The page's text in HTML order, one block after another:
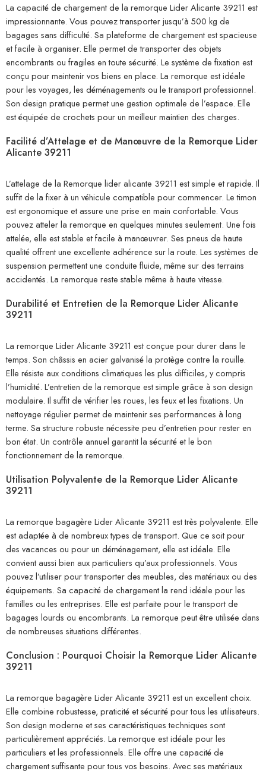
La capacité de chargement de la remorque Lider Alicante 39211 est
impressionnante. Vous pouvez transporter jusqu’à 500 kg de
bagages sans difficulté. Sa plateforme de chargement est spacieuse
et facile à organiser. Elle permet de transporter des objets
encombrants ou fragiles en toute sécurité. Le système de fixation est
conçu pour maintenir vos biens en place. La remorque est idéale
pour les voyages, les déménagements ou le transport professionnel.
Son design pratique permet une gestion optimale de l’espace. Elle
est équipée de crochets pour un meilleur maintien des charges.
Facilité d’Attelage et de Manœuvre de la Remorque Lider
Alicante 39211
L’attelage de la Remorque lider alicante 39211 est simple et rapide. Il
suffit de la fixer à un véhicule compatible pour commencer. Le timon
est ergonomique et assure une prise en main confortable. Vous
pouvez atteler la remorque en quelques minutes seulement. Une fois
attelée, elle est stable et facile à manœuvrer. Ses pneus de haute
qualité offrent une excellente adhérence sur la route. Les systèmes de
suspension permettent une conduite fluide, même sur des terrains
accidentés. La remorque reste stable même à haute vitesse.
Durabilité et Entretien de la Remorque Lider Alicante
39211
La remorque Lider Alicante 39211 est conçue pour durer dans le
temps. Son châssis en acier galvanisé la protège contre la rouille.
Elle résiste aux conditions climatiques les plus difficiles, y compris
l’humidité. L’entretien de la remorque est simple grâce à son design
modulaire. Il suffit de vérifier les roues, les feux et les fixations. Un
nettoyage régulier permet de maintenir ses performances à long
terme. Sa structure robuste nécessite peu d’entretien pour rester en
bon état. Un contrôle annuel garantit la sécurité et le bon
fonctionnement de la remorque.
Utilisation Polyvalente de la Remorque Lider Alicante
39211
La remorque bagagère Lider Alicante 39211 est très polyvalente. Elle
est adaptée à de nombreux types de transport. Que ce soit pour
des vacances ou pour un déménagement, elle est idéale. Elle
convient aussi bien aux particuliers qu’aux professionnels. Vous
pouvez l’utiliser pour transporter des meubles, des matériaux ou des
équipements. Sa capacité de chargement la rend idéale pour les
familles ou les entreprises. Elle est parfaite pour le transport de
bagages lourds ou encombrants. La remorque peut être utilisée dans
de nombreuses situations différentes.
Conclusion : Pourquoi Choisir la Remorque Lider Alicante
39211
La remorque bagagère Lider Alicante 39211 est un excellent choix.
Elle combine robustesse, praticité et sécurité pour tous les utilisateurs.
Son design moderne et ses caractéristiques techniques sont
particulièrement appréciés. La remorque est idéale pour les
particuliers et les professionnels. Elle offre une capacité de
chargement suffisante pour tous vos besoins. Avec ses matériaux